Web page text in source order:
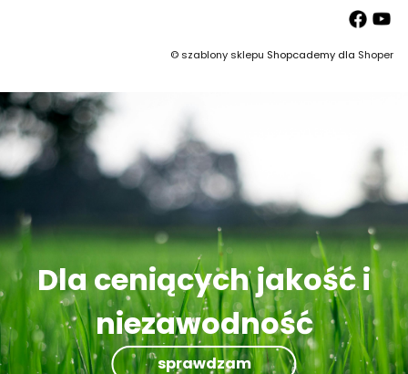
©szablony sklepu Shopcademy dla Shoper
Dla ceniących jakość i
niezawodność
sprawdzam